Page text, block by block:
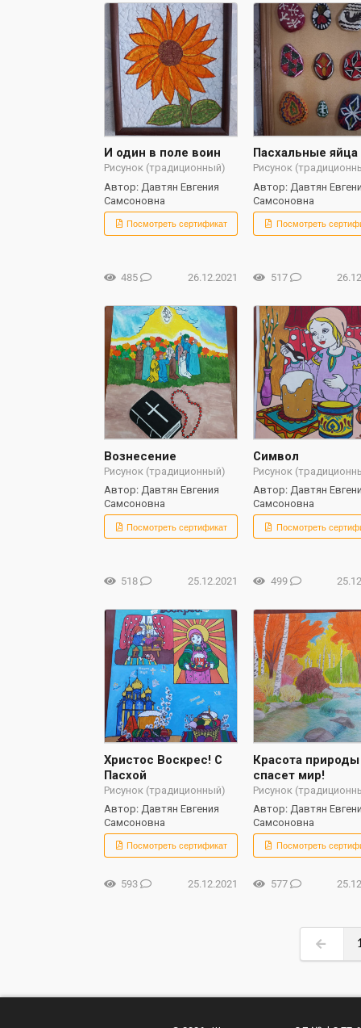
И один в поле воин
Рисунок (традиционный)
Автор: Давтян Евгения
Самсоновна
Посмотреть сертификат
26.12.2021
485
Пасхальные яйца
Рисунок
Автор: Давтян
Самсоновна
Посмотреть
517
Вознесение
Рисунок (традиционный)
Автор: Давтян Евгения
Самсоновна
Посмотреть сертификат
25.12.2021
518
Символ
Рисунок
Автор: Давтян
Самсоновна
Посмотреть
499
Христос Воскрес! С
Пасхой
Рисунок (традиционный)
Автор: Давтян Евгения
Самсоновна
Посмотреть сертификат
25.12.2021
593
Красота природы
спасет мир!
Рисунок
Автор: Давтян
Самсоновна
Посмотреть
577